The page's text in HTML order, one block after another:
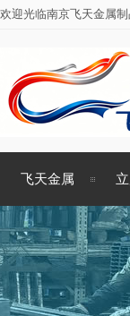
欢迎光临南京飞天金属
飞天金属